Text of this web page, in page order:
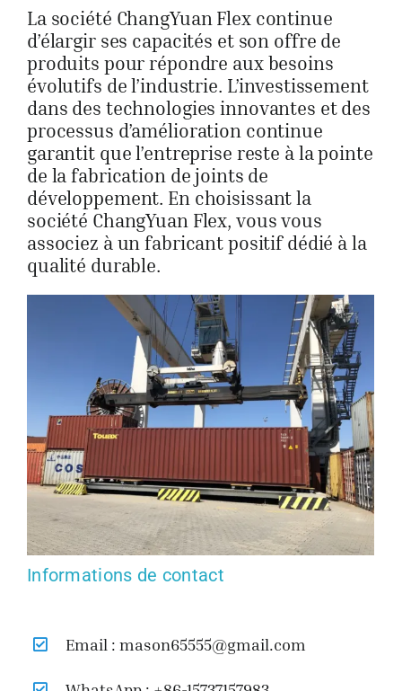
La société ChangYuan Flex continue
d’élargir ses capacités et son offre de
produits pour répondre aux besoins
évolutifs de l’industrie. L’investissement
dans des technologies innovantes et des
processus d’amélioration continue
garantit que l’entreprise reste à la pointe
de la fabrication de joints de
développement. En choisissant la
société ChangYuan Flex, vous vous
associez à un fabricant positif dédié à la
qualité durable.
Informations de contact
Email : mason65555@gmail.com